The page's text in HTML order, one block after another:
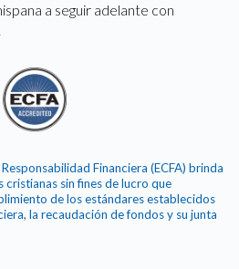
a seguir adelante con
Financiera (ECFA) brinda
sin fines de lucro que
de los estándares establecidos
la recaudación de fondos y su junta